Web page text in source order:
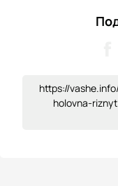
https://
holovna-